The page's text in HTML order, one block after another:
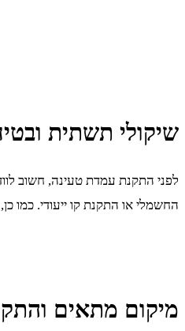
שיקולי תשתית
לפני התקנת עמדת טעינה, חשוב
החשמלי או התקנת קו ייעודי. כמו
מיקום מתאים